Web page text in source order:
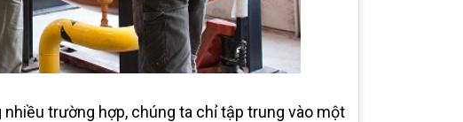
trường hợp, chúng ta chỉ tập trung vào một